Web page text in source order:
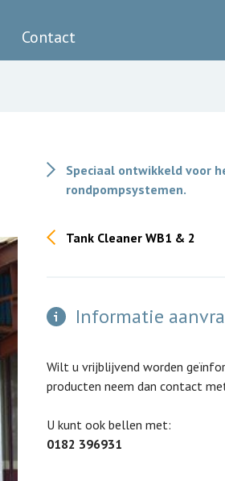
Contact
Speciaal ontwikkeld voor
rondpompsystemen.
Tank Cleaner WB1 & 2
Informatie
Wilt u vrijblijvend worden
producten neem dan contact
U kunt ook bellen met:
0182 396931